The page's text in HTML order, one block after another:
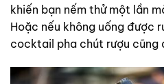
khiến bạn nếm thử một lần
Hoặc nếu không uống được
cocktail pha chút rượu cũng